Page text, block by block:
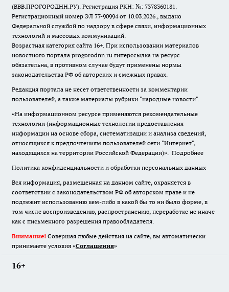
(ВВВ.ПРОГОРОДНН.РУ). Регистрация РКН: №: 7378360181.
Регистрационный номер ЭЛ 77-90994 от 10.03.2026., выдано
Федеральной службой по надзору в сфере связи, информационных
технологий и массовых коммуникаций.
Возрастная категория сайта 16+. При использовании материалов
новостного портала progorodnn.ru гиперссылка на ресурс
обязательна, в противном случае будут применены нормы
законодательства РФ об авторских и смежных правах.
Редакция портала не несет ответственности за комментарии
пользователей, а также материалы рубрики "народные новости".
«На информационном ресурсе применяются рекомендательные
технологии (информационные технологии предоставления
информации на основе сбора, систематизации и анализа сведений,
относящихся к предпочтениям пользователей сети "Интернет",
находящихся на территории Российской Федерации)». Подробнее
Политика конфиденциальности и обработки персональных данных
Вся информация, размещенная на данном сайте, охраняется в
соответствии с законодательством РФ об авторском праве и не
подлежит использованию кем-либо в какой бы то ни было форме, в
том числе воспроизведению, распространению, переработке не иначе
как с письменного разрешения правообладателя.
Внимание! Совершая любые действия на сайте, вы автоматически
принимаете условия «Cоглашения»
16+